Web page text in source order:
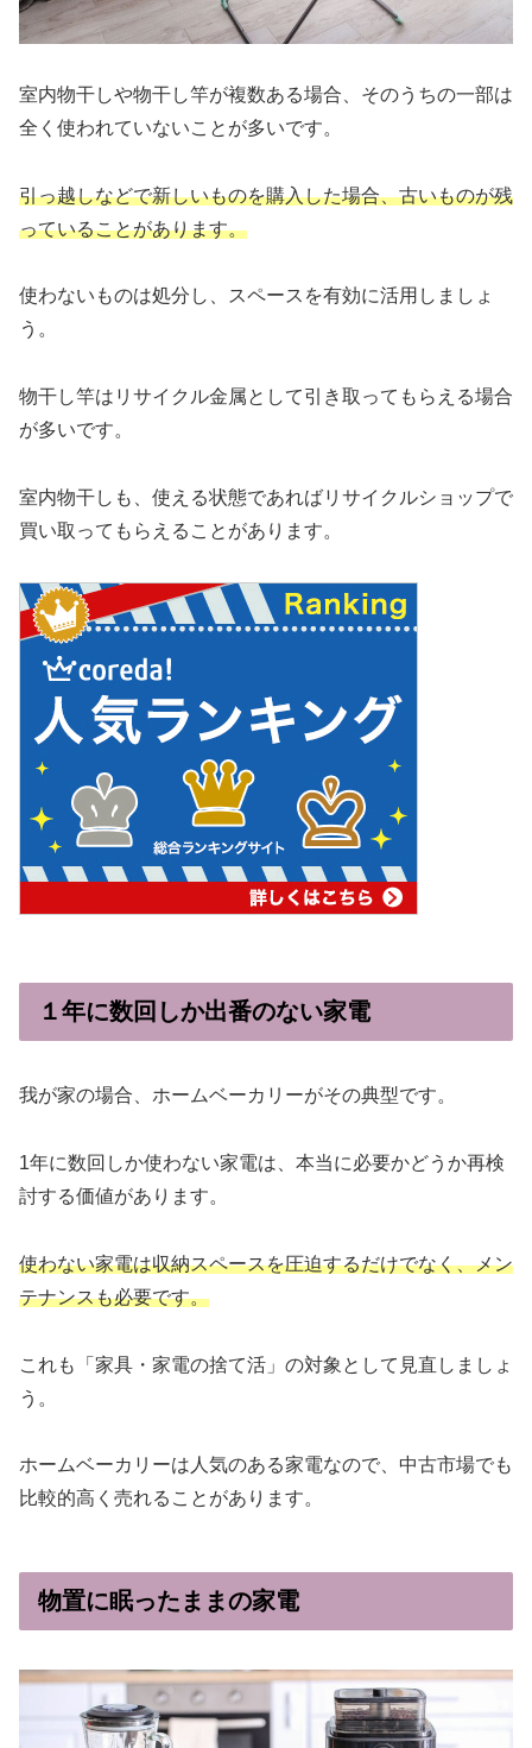
室内物干しや物干し竿が複数ある場合、そのうちの一部は
全く使われていないことが多いです。
引っ越しなどで新しいものを購入した場合、古いものが残
っていることがあります。
使わないものは処分し、スペースを有効に活用しましょ
う。
物干し竿はリサイクル金属として引き取ってもらえる場合
が多いです。
室内物干しも、使える状態であればリサイクルショップで
買い取ってもらえることがあります。
１年に数回しか出番のない家電
我が家の場合、ホームベーカリーがその典型です。
1年に数回しか使わない家電は、本当に必要かどうか再検
討する価値があります。
使わない家電は収納スペースを圧迫するだけでなく、メン
テナンスも必要です。
これも「家具・家電の捨て活」の対象として見直しましょ
う。
ホームベーカリーは人気のある家電なので、中古市場でも
比較的高く売れることがあります。
物置に眠ったままの家電